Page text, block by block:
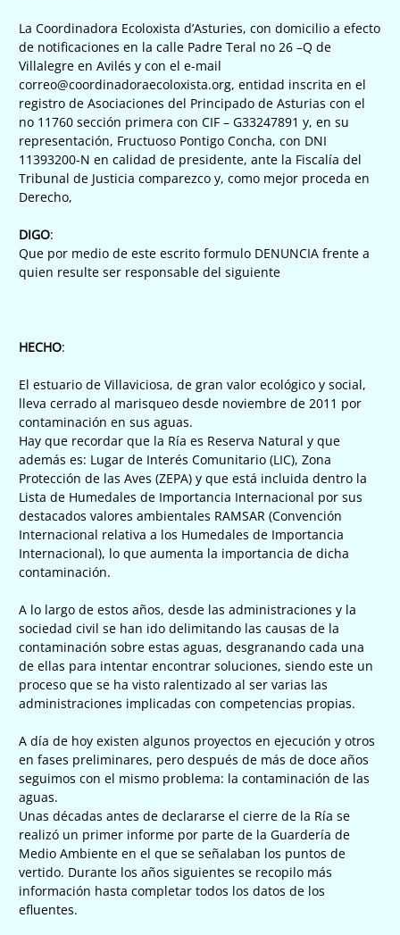
La Coordinadora Ecoloxista d’Asturies, con domicilio a efecto
de notificaciones en la calle Padre Teral no 26 –Q de
Villalegre en Avilés y con el e-mail
correo@coordinadoraecoloxista.org, entidad inscrita en el
registro de Asociaciones del Principado de Asturias con el
no 11760 sección primera con CIF – G33247891 y, en su
representación, Fructuoso Pontigo Concha, con DNI
11393200-N en calidad de presidente, ante la Fiscalía del
Tribunal de Justicia comparezco y, como mejor proceda en
Derecho,
DIGO:
Que por medio de este escrito formulo DENUNCIA frente a
quien resulte ser responsable del siguiente
HECHO:
El estuario de Villaviciosa, de gran valor ecológico y social,
lleva cerrado al marisqueo desde noviembre de 2011 por
contaminación en sus aguas.
Hay que recordar que la Ría es Reserva Natural y que
además es: Lugar de Interés Comunitario (LIC), Zona
Protección de las Aves (ZEPA) y que está incluida dentro la
Lista de Humedales de Importancia Internacional por sus
destacados valores ambientales RAMSAR (Convención
Internacional relativa a los Humedales de Importancia
Internacional), lo que aumenta la importancia de dicha
contaminación.
A lo largo de estos años, desde las administraciones y la
sociedad civil se han ido delimitando las causas de la
contaminación sobre estas aguas, desgranando cada una
de ellas para intentar encontrar soluciones, siendo este un
proceso que se ha visto ralentizado al ser varias las
administraciones implicadas con competencias propias.
A día de hoy existen algunos proyectos en ejecución y otros
en fases preliminares, pero después de más de doce años
seguimos con el mismo problema: la contaminación de las
aguas.
Unas décadas antes de declararse el cierre de la Ría se
realizó un primer informe por parte de la Guardería de
Medio Ambiente en el que se señalaban los puntos de
vertido. Durante los años siguientes se recopilo más
información hasta completar todos los datos de los
efluentes.